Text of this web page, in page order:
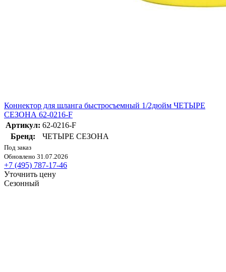
Коннектор для шланга быстросъемный 1/2дюйм ЧЕТЫРЕ
СЕЗОНА 62-0216-F
Артикул: 62-0216-F
Бренд:
ЧЕТЫРЕ СЕЗОНА
Под заказ
Обновлено 31.07.2026
+7 (495) 787-17-46
Уточнить цену
Сезонный